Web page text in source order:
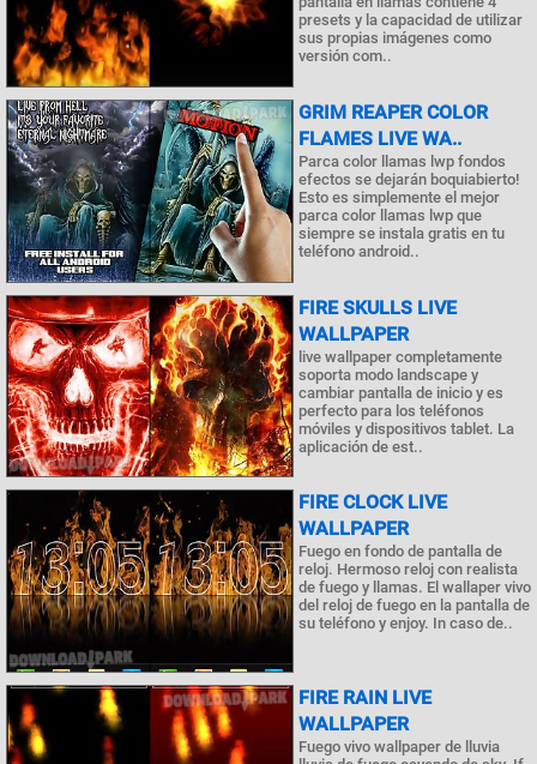
presets y la capacidad de utilizar
sus propias imágenes como
versión com..
GRIM REAPER COLOR
FLAMES LIVE WA..
Parca color llamas lwp fondos
efectos se dejarán boquiabierto!
Esto es simplemente el mejor
parca color llamas lwp que
siempre se instala gratis en tu
teléfono android..
FIRE SKULLS LIVE
WALLPAPER
live wallpaper completamente
soporta modo landscape y
cambiar pantalla de inicio y es
perfecto para los teléfonos
móviles y dispositivos tablet. La
aplicación de est..
FIRE CLOCK LIVE
WALLPAPER
Fuego en fondo de pantalla de
reloj. Hermoso reloj con realista
de fuego y llamas. El wallaper vivo
del reloj de fuego en la pantalla de
su teléfono y enjoy. In caso de..
FIRE RAIN LIVE
WALLPAPER
Fuego vivo wallpaper de lluvia